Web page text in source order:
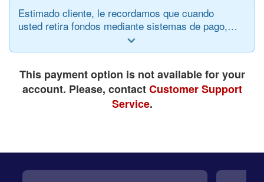
Estimado cliente, le recordamos que cuando
usted retira fondos mediante sistemas de pago,
debe prestar atención a la siguiente regla: el
sistema de pago así como la moneda de depósito
This payment option is not available for your
account. Please, contactCustomer Support
Service.